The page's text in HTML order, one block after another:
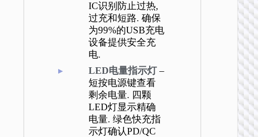
IC识别防止过热,
过充和短路. 确保
为99%的USB充电
设备提供安全充
电.
LED电量指示灯–
短按电源键查看
剩余电量. 四颗
LED灯显示精确
电量. 绿色快充指
示灯确认PD/QC
移动
J159
全兼容
源